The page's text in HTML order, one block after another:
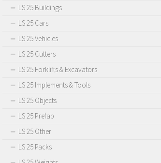
LS 25 Buildings
LS 25 Cars
LS 25 Vehicles
LS 25 Cutters
LS 25 Forklifts & Excavators
LS 25 Implements & Tools
LS 25 Objects
LS 25 Prefab
LS 25 Other
LS 25 Packs